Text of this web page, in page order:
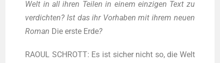
Welt in all ihren Tei­len in einem ein­zi­gen Text zu
ver­dich­ten? Ist das ihr Vor­ha­ben mit ihrem neu­en
Roman Die ers­te Erde?
RAOUL SCHROTT: Es ist sicher nicht so, die Welt